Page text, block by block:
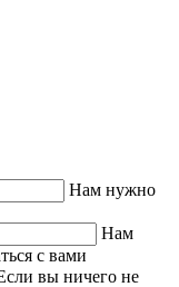
Нам нужно
Нам
с вами
вы ничего не